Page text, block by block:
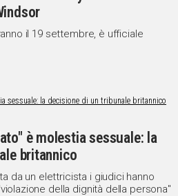
il 19 settembre, è ufficiale
è molestia sessuale: la
britannico
da un elettricista i giudici hanno
della dignità della persona"